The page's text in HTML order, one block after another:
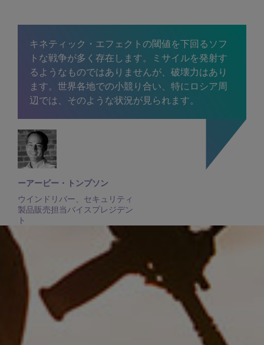
キネティック・エフェクトの閾値を下回るソフ
トな戦争が多く存在します。ミサイルを発射す
るようなものではありませんが、破壊力はあり
ます。世界各地での小競り合い、特にロシア周
辺では、そのような状況が見られます。
ーアービー・トンプソン
ウインドリバー、セキュリティ
製品販売担当バイスプレジデン
ト